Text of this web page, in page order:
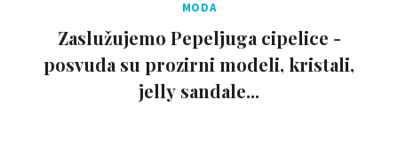
MODA
Zaslužujemo Pepeljuga cipelice -
posvuda su prozirni modeli, kristali,
jelly sandale...